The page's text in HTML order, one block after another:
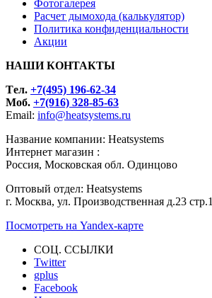
Фотогалерея
Расчет дымохода (калькулятор)
Политика конфиденциальности
Акции
НАШИ КОНТАКТЫ
Tел. +7(495) 196-62-34
Моб. +7(916) 328-85-63
Email: info@heatsystems.ru
Название компании: Heatsystems
Интернет магазин :
Россия, Московская обл. Одинцово
Оптовый отдел: Heatsystems
г. Москва, ул. Производственная д.23 стр.1
Посмотреть на Yandex-карте
СОЦ. ССЫЛКИ
Twitter
gplus
Facebook